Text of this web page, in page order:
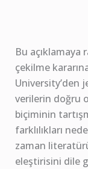
Bu açıklamaya
çekilme
University’den
verilerin doğru
biçiminin
farklılıkları
zaman
eleştirisini dile